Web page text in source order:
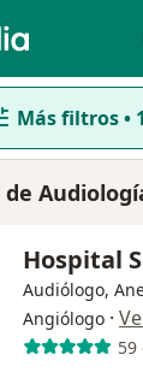
Más filtros• 1
de
Hospital
Audiólogo,
Angiólogo ·
59